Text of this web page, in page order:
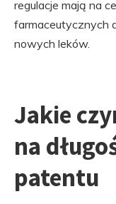
regulacje mają na
farmaceutycznych
nowych leków.
Jakie
na
patentu